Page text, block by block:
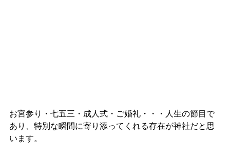
お宮参り・七五三・成人式・ご婚礼・・・人生の節目で
あり、特別な瞬間に寄り添ってくれる存在が神社だと思
います。